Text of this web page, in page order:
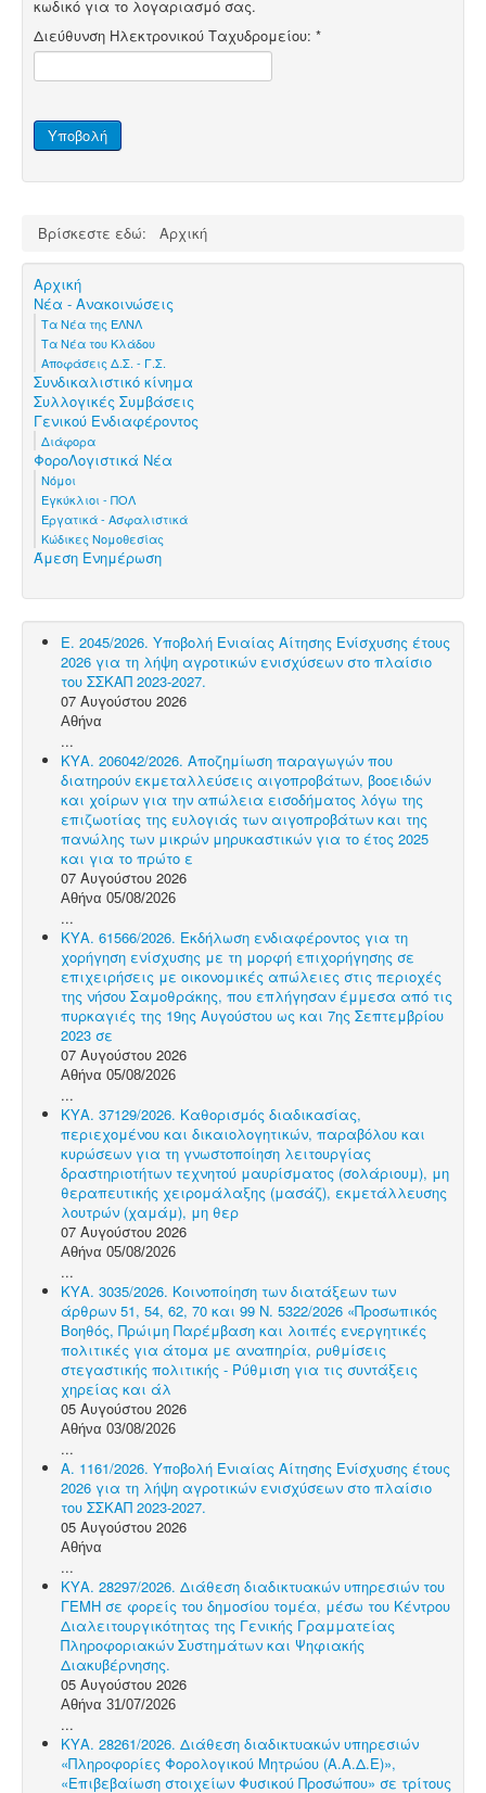
κωδικό για το λογαριασμό σας.
Διεύθυνση Ηλεκτρονικού Ταχυδρομείου: *
Υποβολή
Βρίσκεστε εδώ: Αρχική
Αρχική
Νέα - Ανακοινώσεις
Τα Νέα της ΕΛΝΛ
Τα Νέα του Κλάδου
Αποφάσεις Δ.Σ. - Γ.Σ.
Συνδικαλιστικό κίνημα
Συλλογικές Συμβάσεις
Γενικού Ενδιαφέροντος
Διάφορα
ΦοροΛογιστικά Νέα
Νόμοι
Εγκύκλιοι - ΠΟΛ
Εργατικά - Ασφαλιστικά
Κώδικες Νομοθεσίας
Άμεση Ενημέρωση
Ε. 2045/2026. Υποβολή Ενιαίας Αίτησης Ενίσχυσης έτους
2026 για τη λήψη αγροτικών ενισχύσεων στο πλαίσιο
του ΣΣΚΑΠ 2023-2027.
07 Αυγούστου 2026
Αθήνα
...
ΚΥΑ. 206042/2026. Αποζημίωση παραγωγών που
διατηρούν εκμεταλλεύσεις αιγοπροβάτων, βοοειδών
και χοίρων για την απώλεια εισοδήματος λόγω της
επιζωοτίας της ευλογιάς των αιγοπροβάτων και της
πανώλης των μικρών μηρυκαστικών για το έτος 2025
και για το πρώτο ε
07 Αυγούστου 2026
Αθήνα 05/08/2026
...
ΚΥΑ. 61566/2026. Εκδήλωση ενδιαφέροντος για τη
χορήγηση ενίσχυσης με τη μορφή επιχορήγησης σε
επιχειρήσεις με οικονομικές απώλειες στις περιοχές
της νήσου Σαμοθράκης, που επλήγησαν έμμεσα από τις
πυρκαγιές της 19ης Αυγούστου ως και 7ης Σεπτεμβρίου
2023 σε
07 Αυγούστου 2026
Αθήνα 05/08/2026
...
ΚΥΑ. 37129/2026. Καθορισμός διαδικασίας,
περιεχομένου και δικαιολογητικών, παραβόλου και
κυρώσεων για τη γνωστοποίηση λειτουργίας
δραστηριοτήτων τεχνητού μαυρίσματος (σολάριουμ), μη
θεραπευτικής χειρομάλαξης (μασάζ), εκμετάλλευσης
λουτρών (χαμάμ), μη θερ
07 Αυγούστου 2026
Αθήνα 05/08/2026
...
ΚΥΑ. 3035/2026. Κοινοποίηση των διατάξεων των
άρθρων 51, 54, 62, 70 και 99 Ν. 5322/2026 «Προσωπικός
Βοηθός, Πρώιμη Παρέμβαση και λοιπές ενεργητικές
πολιτικές για άτομα με αναπηρία, ρυθμίσεις
στεγαστικής πολιτικής - Ρύθμιση για τις συντάξεις
χηρείας και άλ
05 Αυγούστου 2026
Αθήνα 03/08/2026
...
Α. 1161/2026. Υποβολή Ενιαίας Αίτησης Ενίσχυσης έτους
2026 για τη λήψη αγροτικών ενισχύσεων στο πλαίσιο
του ΣΣΚΑΠ 2023-2027.
05 Αυγούστου 2026
Αθήνα
...
ΚΥΑ. 28297/2026. Διάθεση διαδικτυακών υπηρεσιών του
ΓΕΜΗ σε φορείς του δημοσίου τομέα, μέσω του Κέντρου
Διαλειτουργικότητας της Γενικής Γραμματείας
Πληροφοριακών Συστημάτων και Ψηφιακής
Διακυβέρνησης.
05 Αυγούστου 2026
Αθήνα 31/07/2026
...
ΚΥΑ. 28261/2026. Διάθεση διαδικτυακών υπηρεσιών
«Πληροφορίες Φορολογικού Μητρώου (Α.Α.Δ.Ε)»,
«Επιβεβαίωση στοιχείων Φυσικού Προσώπου» σε τρίτους